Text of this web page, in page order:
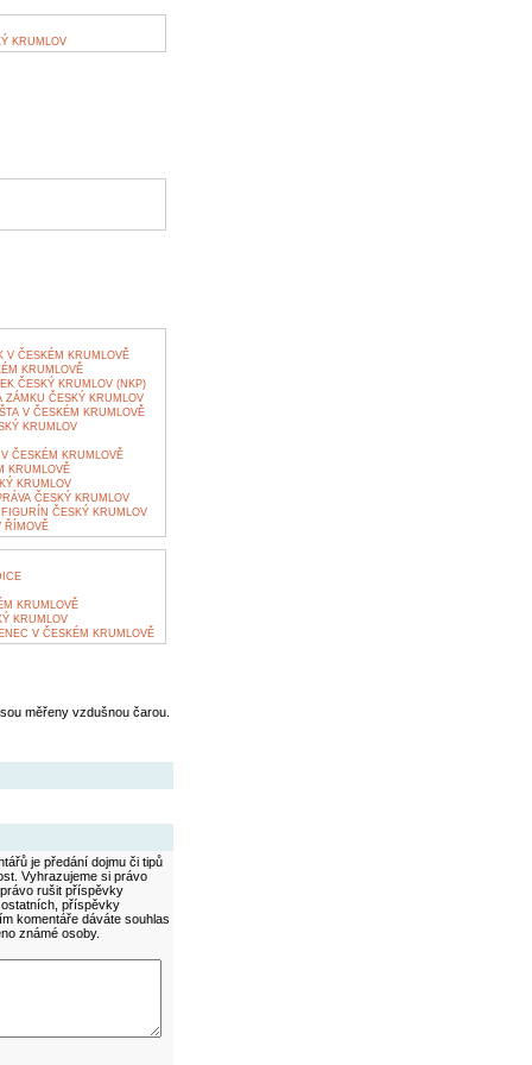
KRUMLOV
V ČESKÉM KRUMLOVĚ
KRUMLOVĚ
ČESKÝ KRUMLOV (NKP)
ZÁMKU ČESKÝ KRUMLOV
V ČESKÉM KRUMLOVĚ
KRUMLOV
ČESKÉM KRUMLOVĚ
KRUMLOVĚ
KRUMLOV
ČESKÝ KRUMLOV
ČESKÝ KRUMLOV
ŘÍMOVĚ
KRUMLOVĚ
KRUMLOV
V ČESKÉM KRUMLOVĚ
měřeny vzdušnou čarou.
je předání dojmu či tipů
Vyhrazujeme si právo
rušit příspěvky
příspěvky
komentáře dáváte souhlas
známé osoby.